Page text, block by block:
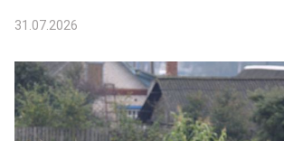
31.07.2026